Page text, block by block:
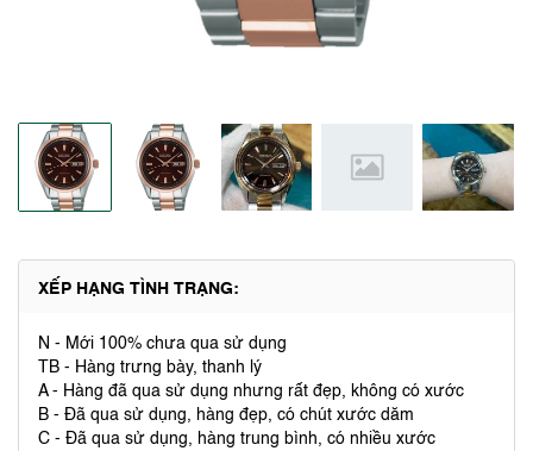
XẾP HẠNG TÌNH TRẠNG:
N - Mới 100% chưa qua sử dụng
TB - Hàng trưng bày, thanh lý
A - Hàng đã qua sử dụng nhưng rất đẹp, không có xước
B - Đã qua sử dụng, hàng đẹp, có chút xước dăm
C - Đã qua sử dụng, hàng trung bình, có nhiều xước